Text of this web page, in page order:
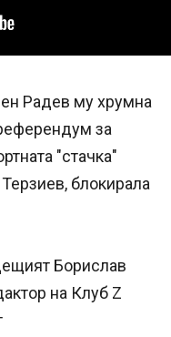
Радев му хрумна
за
"стачка"
блокирала
Борислав
на Клуб Z